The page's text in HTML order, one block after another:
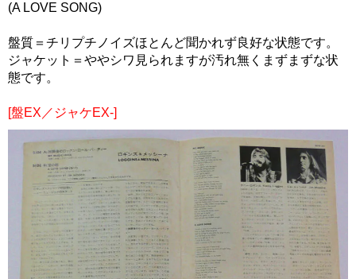
(A LOVE SONG)
盤質＝チリプチノイズほとんど聞かれず良好な状態です。
ジャケット＝ややシワ見られますが汚れ無くまずまずな状
態です。
[盤EX／ジャケEX-]